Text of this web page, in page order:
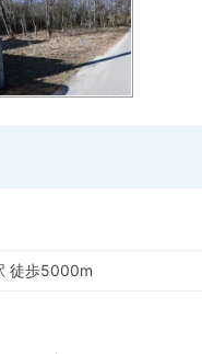
徒歩5000m